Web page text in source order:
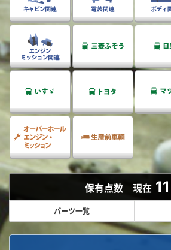
保有点数 現在 11
パーツ一覧